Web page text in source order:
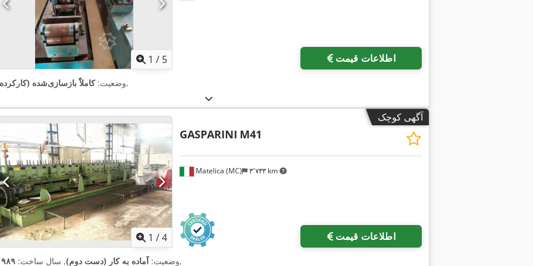
1 / 5 اطلاعات قیمت
وضعیت:کاملاً بازسازی‌شده ,
آگهی کوچک
1 /4
Matelica (MC) ۳٬۷۳۳ km
GASPARINI M41
اطلاعات قیمت
وضعیت: آماده به کار (دست دوم), سال ساخت: ,